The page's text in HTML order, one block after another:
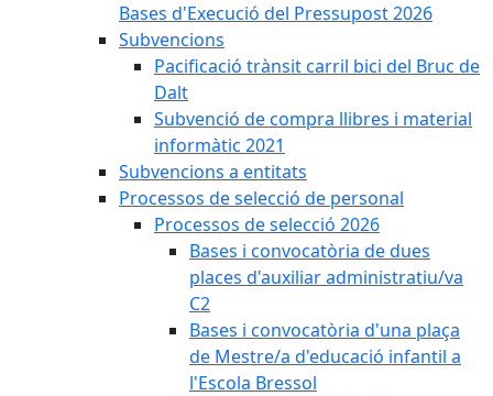
Bases d'Execució del Pressupost 2026
Subvencions
Pacificació trànsit carril bici del Bruc de
Dalt
Subvenció de compra llibres i material
informàtic 2021
Subvencions a entitats
Processos de selecció de personal
Processos de selecció 2026
Bases i convocatòria de dues
places d'auxiliar administratiu/va
C2
Bases i convocatòria d'una plaça
de Mestre/a d'educació infantil a
l'Escola Bressol